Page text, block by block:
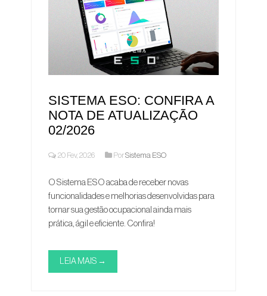
SISTEMA ESO: CONFIRA A
NOTA DE ATUALIZAÇÃO
02/2026
20 Fev, 2026 PorSistema ESO
O Sistema ESO acaba de receber novas
funcionalidades e melhorias desenvolvidas para
tornar sua gestão ocupacional ainda mais
prática, ágil e eficiente. Confira!
LEIA MAIS →